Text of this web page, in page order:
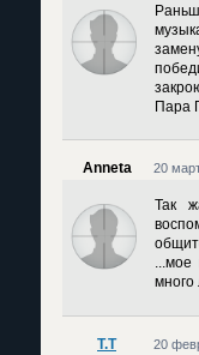
Пара
Anneta 20
Так
...мое
Т.Т 20